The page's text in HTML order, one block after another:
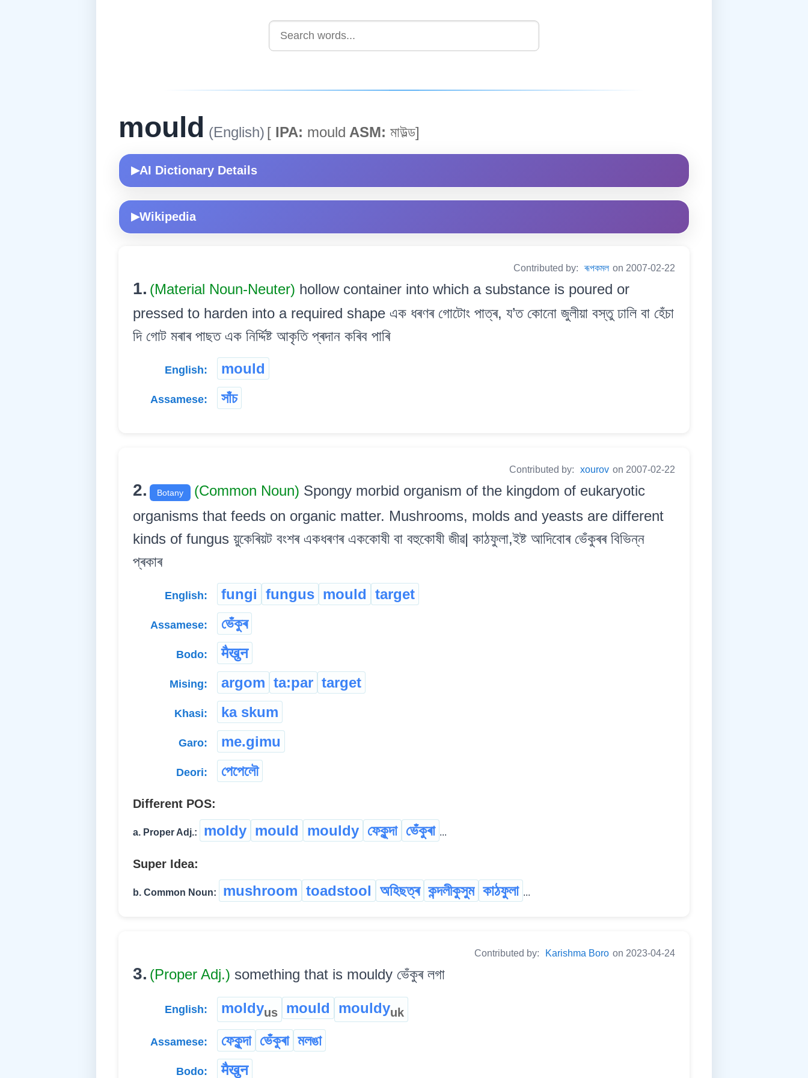
mould (English) [ IPA: mould ASM: মাউল্ড]
▶AI Dictionary Details
▶Wikipedia
Contributed by: ৰূপকমল on 2007-02-22
1. (Material Noun-Neuter) hollow container into which a substance is poured or
pressed to harden into a required shape এক ধৰণৰ গোটোং পাত্ৰ, য’ত কোনো জুলীয়া বস্তু ঢালি বা হেঁচা
দি গোট মৰাৰ পাছত এক নিৰ্দ্দিষ্ট আকৃতি প্ৰদান কৰিব পাৰি
English: mould
Assamese: সাঁচ
Contributed by: xourov on 2007-02-22
2. Botany (Common Noun) Spongy morbid organism of the kingdom of eukaryotic
organisms that feeds on organic matter. Mushrooms, molds and yeasts are different
kinds of fungus য়ুকেৰিয়ট বংশৰ একধৰণৰ এককোষী বা বহুকোষী জীৱ| কাঠফুলা,ইষ্ট আদিবোৰ ভেঁকুৰৰ বিভিন্ন
প্ৰকাৰ
English: fungi fungus mould target
Assamese: ভেঁকুৰ
Bodo: मैखुन
Mising: argom ta:par target
Khasi: ka skum
Garo: me.gimu
Deori: পেপেলৌ
Different POS:
a. Proper Adj.: moldy mould mouldy ফেকুন্দা ভেঁকুৰা ...
Super Idea:
b. Common Noun: mushroom toadstool অহিছত্ৰ কন্দলীকুসুম কাঠফুলা ...
Contributed by: Karishma Boro on 2023-04-24
3. (Proper Adj.) something that is mouldy ভেঁকুৰ লগা
English: moldyus mould mouldyuk
Assamese: ফেকুন্দা ভেঁকুৰা মলঙা
Bodo: मैखुन